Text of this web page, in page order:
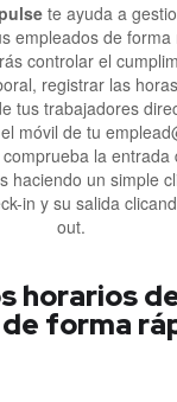
te ayuda a
empleados de forma
controlar el
registrar las
tus trabajadores
móvil de tu
la entrada
haciendo un simple
in y su salida
out.
horarios
forma